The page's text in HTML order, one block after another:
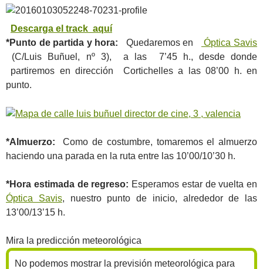
Descarga el track aquí
*Punto de partida y hora: Quedaremos en
Óptica Savis
(C/Luis Buñuel, nº 3), a las 7’45 h., desde donde
partiremos en dirección Cortichelles a las 08’00 h. en
punto.
*Almuerzo:Como de costumbre, tomaremos el almuerzo
haciendo una parada en la ruta entre las 10’00/10’30 h.
*Hora estimada de regreso: Esperamos estar de vuelta en
Óptica Savis, nuestro punto de inicio, alrededor de las
13’00/13’15 h.
Mira la predicción meteorológica
No podemos mostrar la previsión meteorológica para